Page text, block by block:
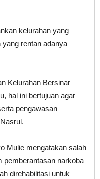
kelurahan yang
yang rentan adanya
Kelurahan Bersinar
hal ini bertujuan agar
pengawasan
Mulie mengatakan salah
pemberantasan narkoba
direhabilitasi untuk